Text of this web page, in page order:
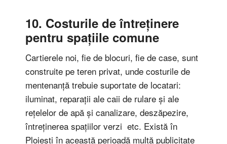
10. Costurile de întreținere
pentru spațiile comune
Cartierele noi, fie de blocuri, fie de case, sunt
construite pe teren privat, unde costurile de
mentenanță trebuie suportate de locatari:
iluminat, reparații ale caii de rulare și ale
rețelelor de apă și canalizare, deszăpezire,
întreținerea spațiilor verzi etc. Există în
Ploiești în această perioadă multă publicitate